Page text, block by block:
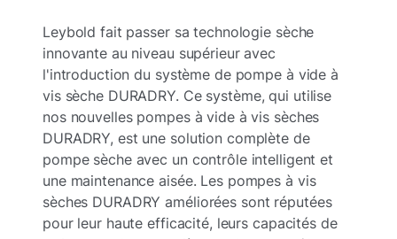
Leybold fait passer sa technologie sèche
innovante au niveau supérieur avec
l'introduction du système de pompe à vide à
vis sèche DURADRY. Ce système, qui utilise
nos nouvelles pompes à vide à vis sèches
DURADRY, est une solution complète de
pompe sèche avec un contrôle intelligent et
une maintenance aisée. Les pompes à vis
sèches DURADRY améliorées sont réputées
pour leur haute efficacité, leurs capacités de